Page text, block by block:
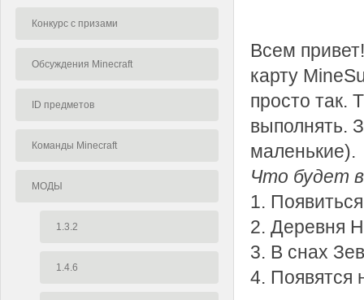
Конкурс с призами
Обсуждения Minecraft
ID предметов
Команды Minecraft
МОДЫ
1.3.2
1.4.6
Всем
карту
просто так.
выполнять.
маленькие).
Что будет
1.
2. Деревня
3. В снах
4. Появятся